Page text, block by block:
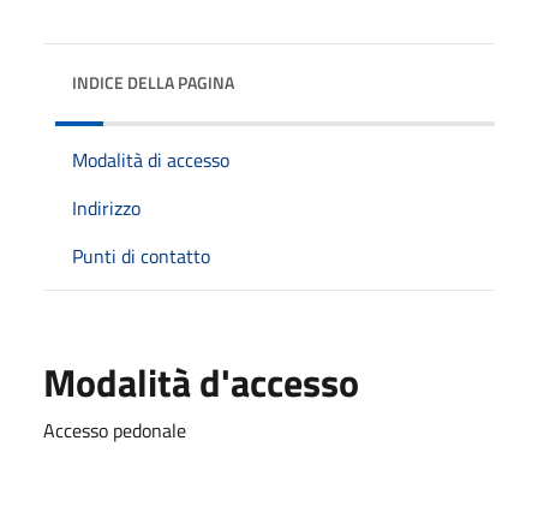
INDICE DELLA PAGINA
Modalità di accesso
Indirizzo
Punti di contatto
Modalità d'accesso
Accesso pedonale